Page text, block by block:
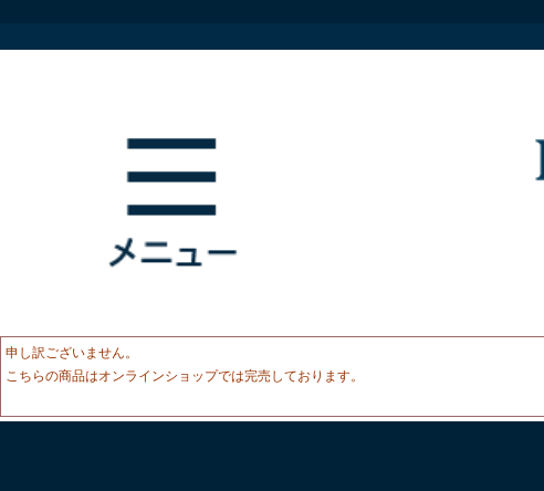
申し訳ございません。
こちらの商品はオンラインショップでは完売しております。